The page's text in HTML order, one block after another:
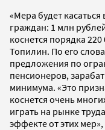
«Мера будет
граждан: 1 млн
коснется порядка
Топилин. По его
предложения по
пенсионеров,
минимума. «Это
коснется очень
играть на рынке
эффекте от этих